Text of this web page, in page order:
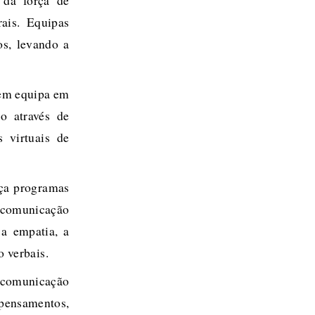
Equipas
levando a
equipa em
através de
virtuais de
programas
empatia, a
verbais.